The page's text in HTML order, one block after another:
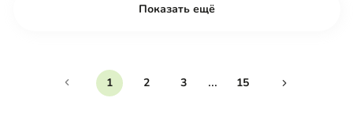
Показать ещё
1 2 3 ... 15